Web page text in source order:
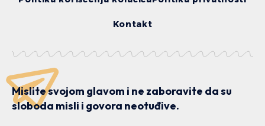
Kontakt
Mislite svojom glavom i ne zaboravite da su
sloboda misli i govora neotuđive.